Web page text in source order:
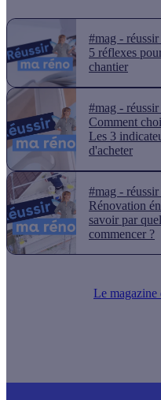
#mag -
5 réflexes
chantier
#mag -
Comment
Les 3
d'acheter
#mag -
Rénovation
savoir par
commencer ?
Le magazine